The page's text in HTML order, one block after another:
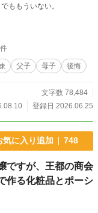
でももういない。
父子 母子 後悔
文字数 78,484
登録日 2026.06.25
気に入り追加 748
ですが、王都の商会
作る化粧品とポーシ